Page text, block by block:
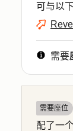
可与以
需要
需要座位
配了一